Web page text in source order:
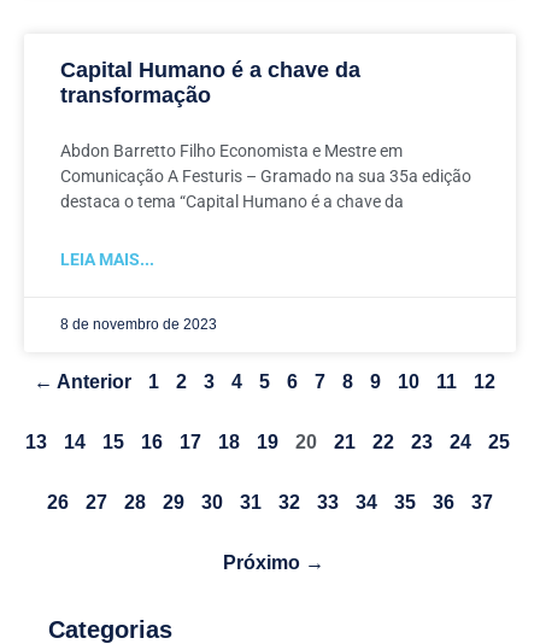
Capital Humano é a chave da
transformação
Abdon Barretto Filho Economista e Mestre em
Comunicação A Festuris – Gramado na sua 35a edição
destaca o tema “Capital Humano é a chave da
LEIA MAIS...
8 de novembro de 2023
← Anterior 1 2 3 4 5 6 7 8 9 10 11 12
13 14 15 16 17 18 19 20 21 22 23 24 25
26 27 28 29 30 31 32 33 34 35 36 37
Próximo →
Categorias